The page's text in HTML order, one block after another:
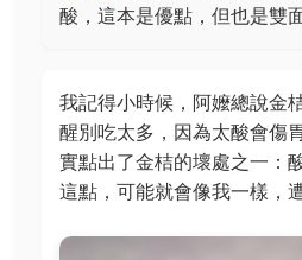
酸，這本是優點，但也是雙面
我記得小時候，阿嬤總說金
醒別吃太多，因為太酸會傷
實點出了金桔的壞處之一：
這點，可能就會像我一樣，